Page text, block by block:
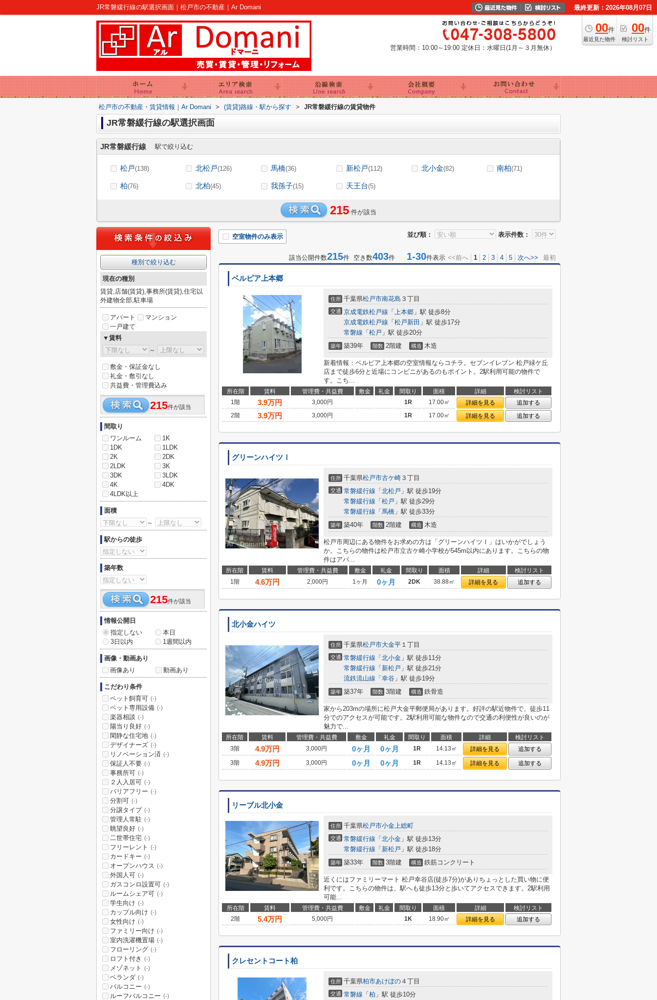
JR常磐緩行線の駅選択画面｜松戸市の不動産｜Ar Domani 最終更新：2026年08月07日
00件
最近見た物件
00件
検討リスト
営業時間：10:00～19:00 定休日：水曜日(1月～３月無休）
松戸市の不動産・賃貸情報｜Ar Domani > (賃貸)路線・駅から探す > JR常磐緩行線の賃貸物件
JR常磐緩行線の駅選択画面
JR常磐緩行線 駅で絞り込む
松戸(138) 北松戸(126) 馬橋(36) 新松戸(112) 北小金(82) 南柏(71)
柏(76) 北柏(45) 我孫子(15) 天王台(5)
215 件が該当
並び順： 表示件数：
空室物件のみ表示
該当公開件数215件 空き数403件 1-30件表示 <<前へ 1 2 3 4 5 次へ>> 最初
ベルピア上本郷
住所 千葉県松戸市南花島 ３丁目
交通 京成電鉄松戸線 「 上本郷 」駅 徒歩8分
京成電鉄松戸線 「 松戸新田 」駅 徒歩17分
常磐線 「 松戸 」駅 徒歩20分
築年 築39年 階数 2階建 構造 木造
新着情報：ベルピア上本郷の空室情報ならコチラ。セブンイレブン 松戸緑ケ丘
店まで徒歩6分と近場にコンビニがあるのもポイント。2駅利用可能の物件で
す。こち...
所在階 賃料 管理費・共益費 敷金 礼金 間取り 面積 詳細
検討リスト
1階
3.9万円 3,000円 1R 17.00㎡ 詳細を見る
追加する
2階
3.9万円 3,000円 1R 17.00㎡ 詳細を見る 追加する
グリーンハイツⅠ
住所 千葉県松戸市古ケ崎 ３丁目
交通 常磐緩行線 「 北松戸 」駅 徒歩19分
常磐緩行線 「 松戸 」駅 徒歩29分
常磐緩行線 「 馬橋 」駅 徒歩33分
築年 築40年 階数 2階建 構造 木造
松戸市周辺にある物件をお求めの方は「グリーンハイツⅠ」はいかがでしょう
か。こちらの物件は松戸市立古ケ崎小学校が545m以内にあります。こちらの物
件はアパ...
所在階 賃料 管理費・共益費 敷金 礼金 間取り 面積 詳細
検討リスト
1階
4.6万円 2,000円 1ヶ月 0ヶ月 2DK 38.88㎡ 詳細を見る 追加する
北小金ハイツ
住所 千葉県松戸市大金平 １丁目
交通 常磐緩行線 「 北小金 」駅 徒歩11分
常磐緩行線 「 新松戸 」駅 徒歩21分
流鉄流山線 「 幸谷 」駅 徒歩19分
築年 築37年 階数 3階建 構造 鉄骨造
家から203mの場所に松戸大金平郵便局があります。好評の駅近物件で、徒歩11
分でのアクセスが可能です。2駅利用可能な物件なので交通の利便性が良いのが
魅力で...
所在階 賃料 管理費・共益費 敷金 礼金 間取り 面積 詳細
検討リスト
3階
4.9万円 3,000円 0ヶ月 0ヶ月 1R 14.13㎡ 詳細を見る
追加する
3階
4.9万円 3,000円 0ヶ月 0ヶ月 1R 14.13㎡ 詳細を見る 追加する
リーブル北小金
住所 千葉県松戸市小金上総町
交通 常磐緩行線 「 北小金 」駅 徒歩13分
常磐緩行線 「 新松戸 」駅 徒歩18分
築年 築33年 階数 3階建 構造 鉄筋コンクリート
近くにはファミリーマート 松戸幸谷店(徒歩7分)がありちょっとした買い物に便
利です。こちらの物件は、駅へも徒歩13分と歩いてアクセスできます。2駅利用
可能...
所在階 賃料 管理費・共益費 敷金 礼金 間取り 面積 詳細
検討リスト
2階
5.4万円 5,000円 1K 18.90㎡ 詳細を見る 追加する
クレセントコート柏
住所 千葉県柏市あけぼの ４丁目
交通 常磐線 「 柏 」駅 徒歩10分
種別で絞り込む
現在の種別
賃貸,店舗(賃貸),事務所(賃貸),住宅以
外建物全部,駐車場
アパート
マンション
一戸建て
▼賃料
～
敷金・保証金なし
礼金・敷引なし
共益費・管理費込み
215件が該当
間取り
ワンルーム
1K
1DK
1LDK
2K
2DK
2LDK
3K
3DK
3LDK
4K
4DK
4LDK以上
面積
～
駅からの徒歩
築年数
215件が該当
情報公開日
指定しない
本日
3日以内
1週間以内
画像・動画あり
画像あり
動画あり
こだわり条件
ペット飼育可 (-)
ペット専用設備 (-)
楽器相談 (-)
陽当り良好 (-)
閑静な住宅地 (-)
デザイナーズ (-)
リノベーション済 (-)
保証人不要 (-)
事務所可 (-)
２人入居可 (-)
バリアフリー (-)
分割可 (-)
分譲タイプ (-)
管理人常駐 (-)
眺望良好 (-)
二世帯住宅 (-)
フリーレント (-)
カードキー (-)
オープンハウス (-)
外国人可 (-)
ガスコンロ設置可 (-)
ルームシェア可 (-)
学生向け (-)
カップル向け (-)
女性向け (-)
ファミリー向け (-)
室内洗濯機置場 (-)
フローリング (-)
ロフト付き (-)
メゾネット (-)
ベランダ (-)
バルコニー (-)
ルーフバルコニー (-)